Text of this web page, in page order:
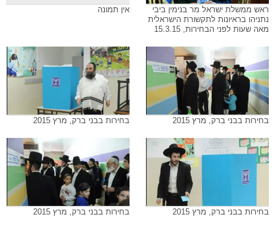
ראש ממשלת ישראל מר בנימין ביבי
נתניהו בראיונות לתקשורת הישראלית
מאה שעות לפני הבחירות, 15.3.15
אין תמונה
בחירות בבני ברק, מרץ 2015 בחירות בבני ברק, מרץ 2015
בחירות בבני ברק, מרץ 2015 בחירות בבני ברק, מרץ 2015